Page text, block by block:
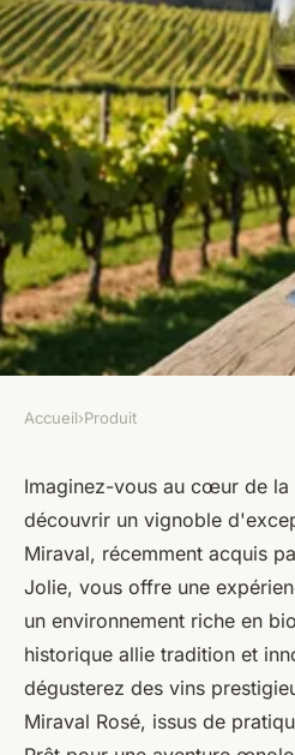
Visitez le
miraval: vin
Florian •10 septembre 2024•5
Accueil›Produit
Imaginez-vous au cœur de la
découvrir un vignoble
Miraval, récemment acquis
Jolie, vous offre une
un environnement riche en
historique allie tradition et
dégusterez des vins
Miraval Rosé, issus de